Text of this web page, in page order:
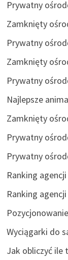
Prywatny
Zamknięty
Prywatny
Zamknięty
Prywatny
Najlepsze
Zamknięty
Prywatny
Prywatny
Ranking
Ranking
Wyciągarki do
Jak obliczyć ile